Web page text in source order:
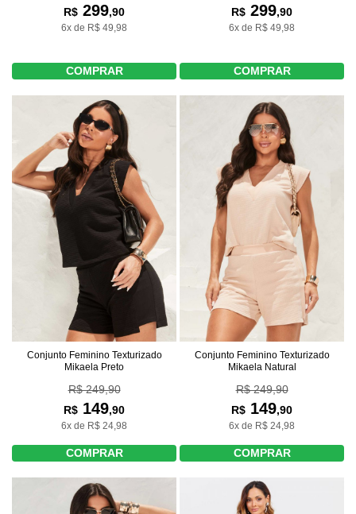
R$ 299,90
6x de R$ 49,98
COMPRAR
R$ 299,90
6x de R$ 49,98
COMPRAR
Conjunto Feminino Texturizado
Mikaela Preto
R$ 249,90
R$ 149,90
6x de R$ 24,98
COMPRAR
Conjunto Feminino Texturizado
Mikaela Natural
R$ 249,90
R$ 149,90
6x de R$ 24,98
COMPRAR